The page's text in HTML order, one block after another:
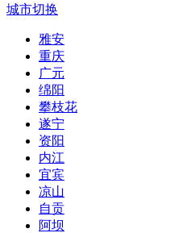
城市切换
雅安
重庆
广元
绵阳
攀枝花
遂宁
资阳
内江
宜宾
凉山
自贡
阿坝